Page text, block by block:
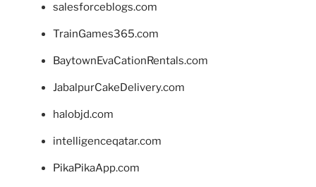
salesforceblogs.com
TrainGames365.com
BaytownEvaCationRentals.com
JabalpurCakeDelivery.com
halobjd.com
intelligenceqatar.com
PikaPikaApp.com